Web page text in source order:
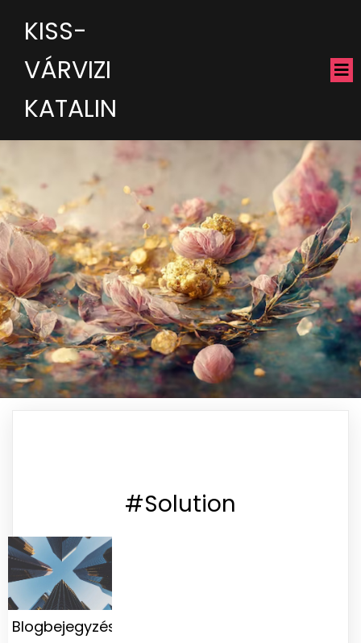
KISS-
VÁRVIZI
KATALIN
#Solution
Blogbejegyzésem